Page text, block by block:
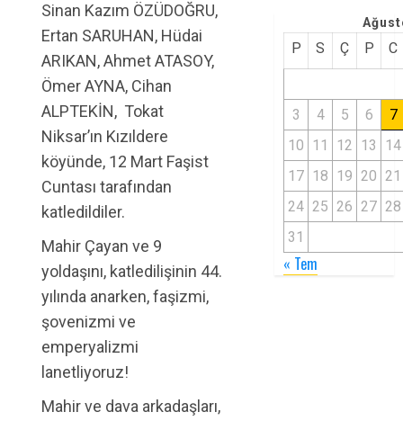
Sinan Kazım ÖZÜDOĞRU,
Ertan SARUHAN, Hüdai
ARIKAN, Ahmet ATASOY,
Ömer AYNA, Cihan
ALPTEKİN, Tokat
Niksar’ın Kızıldere
köyünde, 12 Mart Faşist
Cuntası tarafından
katledildiler.
Mahir Çayan ve 9
yoldaşını, katledilişinin 44.
yılında anarken, faşizmi,
şovenizmi ve
emperyalizmi
lanetliyoruz!
Mahir ve dava arkadaşları,
P S Ç P C
3 4 5 6
7
10 11 12 13
14
17 18 19 20 21
24 25 26 27 28
31
« Tem